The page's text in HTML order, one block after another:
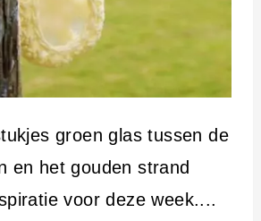
groen glas tussen de
en het gouden strand
voor deze week....